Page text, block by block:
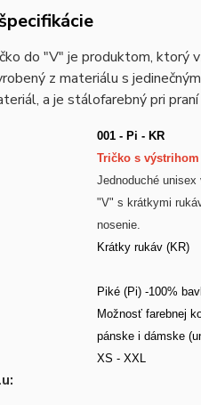
do "V" je produktom, ktorý
z materiálu s
a je stálofarebný pri praní
001 - Pi - KR
Tričko s
Jednoduché
"V" s krátkymi
nosenie.
Krátky rukáv (KR)
Piké (Pi) -100%
Možnosť farebnej
pánske i dámske
XS - XXL